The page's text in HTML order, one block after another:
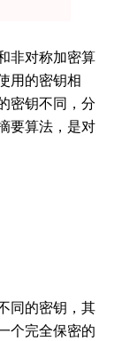
非对称加密算
用的密钥相
密钥不同，分
要算法，是对
同的密钥，其
个完全保密的